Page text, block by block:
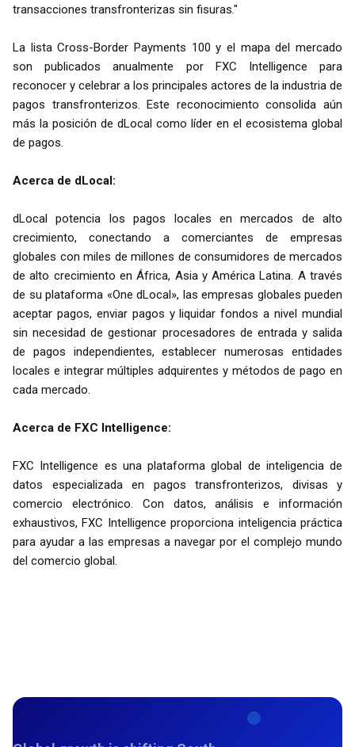
transacciones transfronterizas sin fisuras."
La lista Cross-Border Payments 100 y el mapa del mercado
son publicados anualmente por FXC Intelligence para
reconocer y celebrar a los principales actores de la industria de
pagos transfronterizos. Este reconocimiento consolida aún
más la posición de dLocal como líder en el ecosistema global
de pagos.
Acerca de dLocal:
dLocal potencia los pagos locales en mercados de alto
crecimiento, conectando a comerciantes de empresas
globales con miles de millones de consumidores de mercados
de alto crecimiento en África, Asia y América Latina. A través
de su plataforma «One dLocal», las empresas globales pueden
aceptar pagos, enviar pagos y liquidar fondos a nivel mundial
sin necesidad de gestionar procesadores de entrada y salida
de pagos independientes, establecer numerosas entidades
locales e integrar múltiples adquirentes y métodos de pago en
cada mercado.
Acerca de FXC Intelligence:
FXC Intelligence es una plataforma global de inteligencia de
datos especializada en pagos transfronterizos, divisas y
comercio electrónico. Con datos, análisis e información
exhaustivos, FXC Intelligence proporciona inteligencia práctica
para ayudar a las empresas a navegar por el complejo mundo
del comercio global.